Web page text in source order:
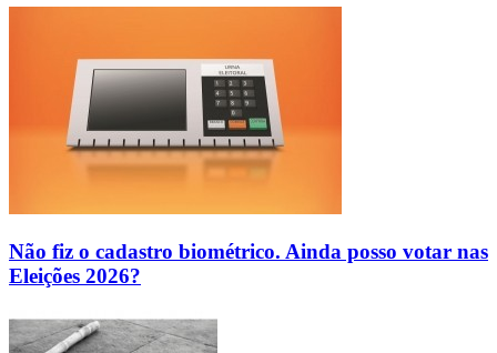
Não fiz o cadastro biométrico. Ainda posso votar nas
Eleições 2026?